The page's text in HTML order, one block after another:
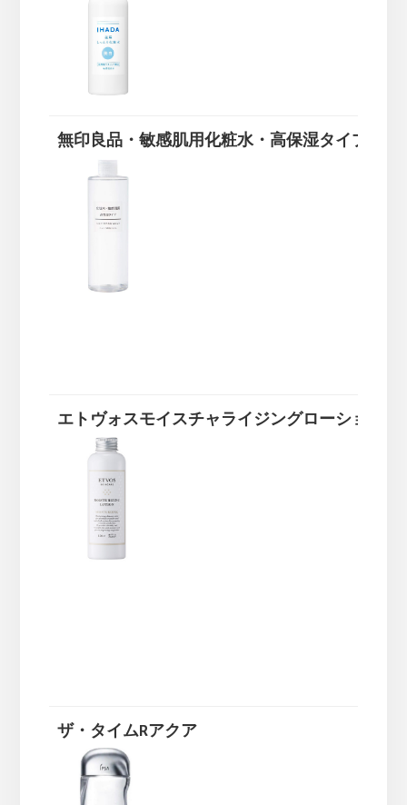
無印良品・敏感肌用化粧水・高保湿タイプ
エトヴォスモイスチャライジングローション
ザ・タイムRアクア